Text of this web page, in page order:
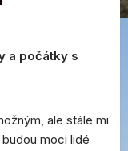
a počátky s
ale stále mi
moci lidé